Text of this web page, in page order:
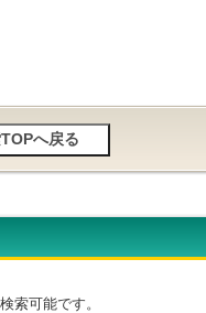
索可能です。